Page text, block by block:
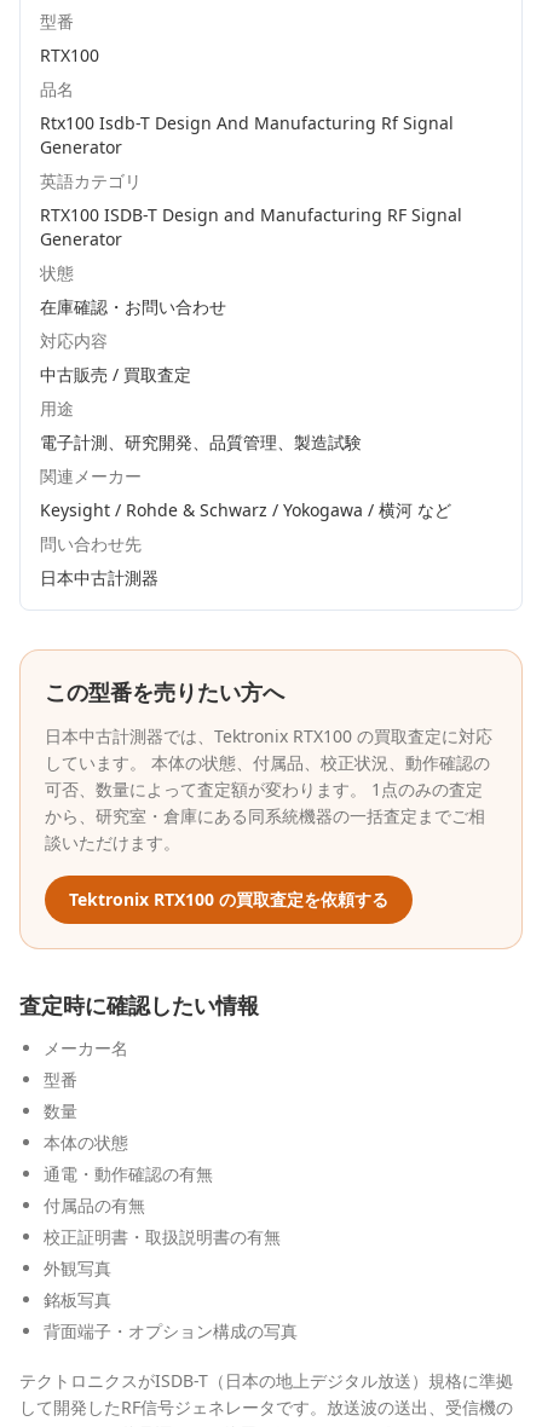
型番
RTX100
品名
Rtx100 Isdb-T Design And Manufacturing Rf Signal
Generator
英語カテゴリ
RTX100 ISDB-T Design and Manufacturing RF Signal
Generator
状態
在庫確認・お問い合わせ
対応内容
中古販売 / 買取査定
用途
電子計測、研究開発、品質管理、製造試験
関連メーカー
Keysight / Rohde & Schwarz / Yokogawa / 横河 など
問い合わせ先
日本中古計測器
この型番を売りたい方へ
日本中古計測器では、 Tektronix RTX100 の買取査定に対応
しています。 本体の状態、付属品、校正状況、動作確認の
可否、数量によって査定額が変わります。 1点のみの査定
から、研究室・倉庫にある同系統機器の一括査定までご相
談いただけます。
Tektronix RTX100 の買取査定を依頼する
査定時に確認したい情報
メーカー名
型番
数量
本体の状態
通電・動作確認の有無
付属品の有無
校正証明書・取扱説明書の有無
外観写真
銘板写真
背面端子・オプション構成の写真
テクトロニクスがISDB-T（日本の地上デジタル放送）規格に準拠
して開発したRF信号ジェネレータです。放送波の送出、受信機の